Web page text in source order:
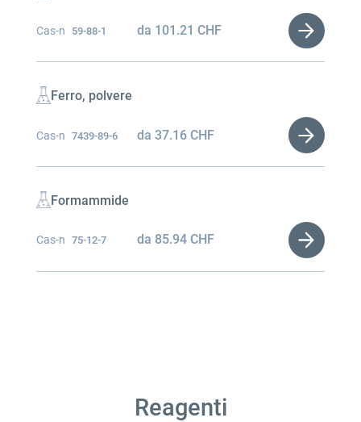
Cas-n 59-88-1 da 101.21CHF
Ferro, polvere
Cas-n 7439-89-6 da37.16CHF
Formammide
Cas-n 75-12-7 da 85.94CHF
Reagenti